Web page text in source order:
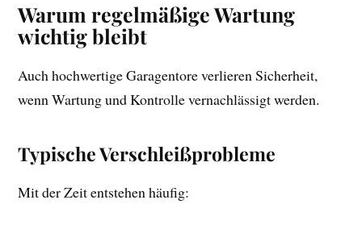
Warum regelmäßige Wartung
wichtig bleibt
Auch hochwertige Garagentore verlieren Sicherheit,
wenn Wartung und Kontrolle vernachlässigt werden.
Typische Verschleißprobleme
Mit der Zeit entstehen häufig: